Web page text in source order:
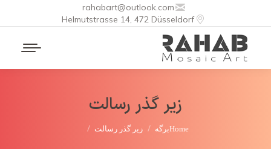
rahabart@outlook.com
Helmutstrasse 14, 472 Düsseldorf
زیر گذر رسالت
You are here:
Homeبرگه زیر گذر رسالت